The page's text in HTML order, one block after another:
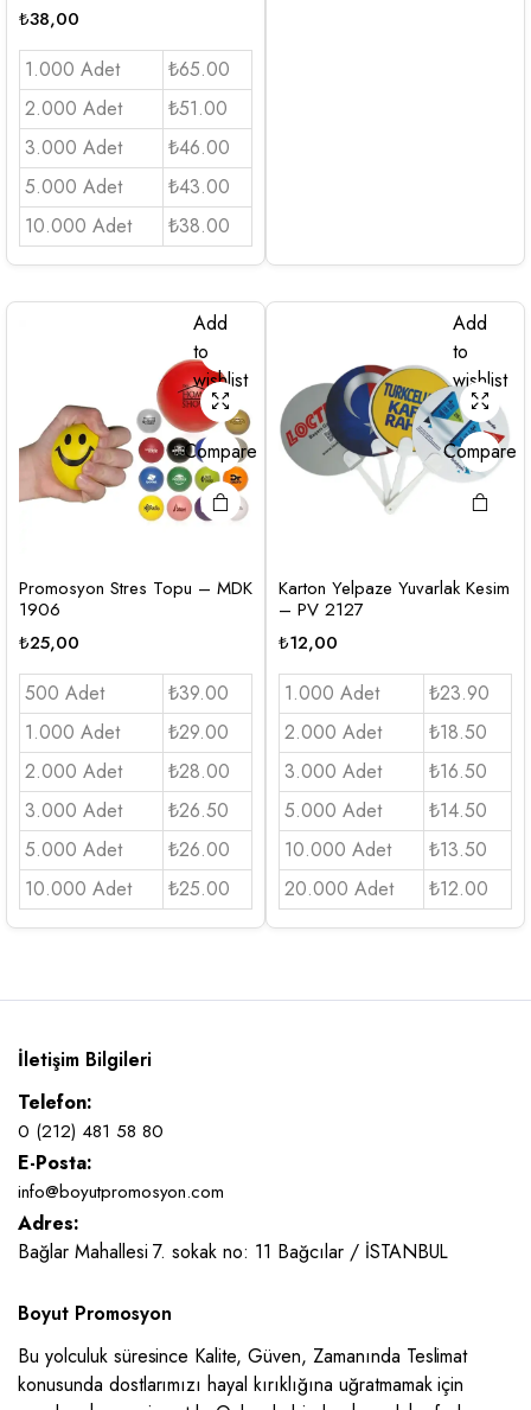
₺38,00
1.000 Adet
₺65.00
2.000 Adet
₺51.00
3.000 Adet
₺46.00
5.000 Adet
₺43.00
10.000 Adet
₺38.00
Add
to
wishlist
Compare
Promosyon Stres Topu – MDK
1906
₺25,00
500 Adet
₺39.00
1.000 Adet
₺29.00
2.000 Adet
₺28.00
3.000 Adet
₺26.50
5.000 Adet
₺26.00
10.000 Adet
₺25.00
Add
to
wishlist
Compare
Karton Yelpaze Yuvarlak Kesim
– PV 2127
₺12,00
1.000 Adet
₺23.90
2.000 Adet
₺18.50
3.000 Adet
₺16.50
5.000 Adet
₺14.50
10.000 Adet
₺13.50
20.000 Adet
₺12.00
İletişim Bilgileri
Telefon:
0 (212) 481 58 80
E-Posta:
info@boyutpromosyon.com
Adres:
Bağlar Mahallesi 7. sokak no: 11 Bağcılar / İSTANBUL
Boyut Promosyon
Bu yolculuk süresince Kalite, Güven, Zamanında Teslimat
konusunda dostlarımızı hayal kırıklığına uğratmamak için